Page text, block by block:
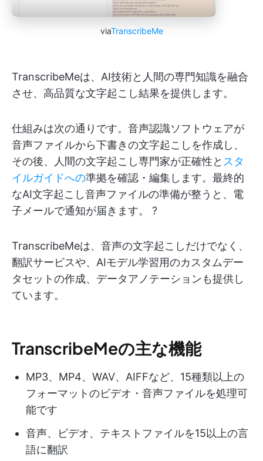
viaTranscribeMe
TranscribeMeは、AI技術と人間の専門知識を融合
させ、高品質な文字起こし結果を提供します。
仕組みは次の通りです。音声認識ソフトウェアが
音声ファイルから下書きの文字起こしを作成し、
その後、人間の文字起こし専門家が正確性と スタ
イルガイドへの準拠を確認・編集します。最終的
なAI文字起こし音声ファイルの準備が整うと、電
子メールで通知が届きます。 ?
TranscribeMeは、音声の文字起こしだけでなく、
翻訳サービスや、AIモデル学習用のカスタムデー
タセットの作成、データアノテーションも提供し
ています。
TranscribeMeの主な機能
MP3、MP4、WAV、AIFFなど、15種類以上の
フォーマットのビデオ・音声ファイルを処理可
能です
音声、ビデオ、テキストファイルを15以上の言
語に翻訳